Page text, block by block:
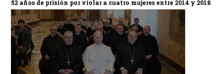
52 años de prisión por violar a cuatro mujeres entre 2014 y 2018